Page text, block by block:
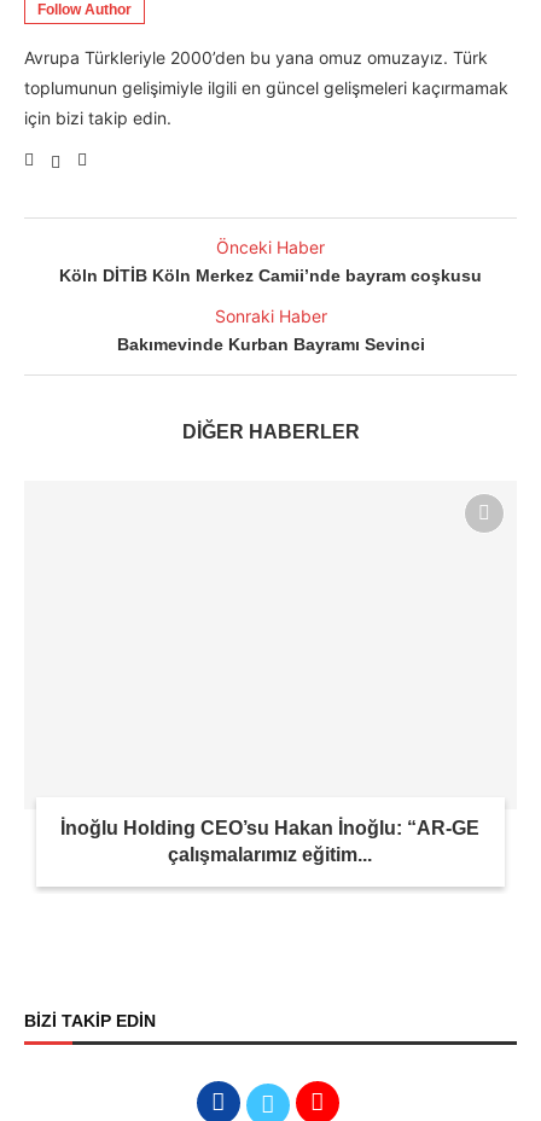
Follow Author
Avrupa Türkleriyle 2000’den bu yana omuz omuzayız. Türk
toplumunun gelişimiyle ilgili en güncel gelişmeleri kaçırmamak
için bizi takip edin.
Önceki Haber
Köln DİTİB Köln Merkez Camii’nde bayram coşkusu
Sonraki Haber
Bakımevinde Kurban Bayramı Sevinci
DİĞER HABERLER
İnoğlu Holding CEO’su Hakan İnoğlu: “AR-GE
çalışmalarımız eğitim...
BİZİ TAKİP EDİN